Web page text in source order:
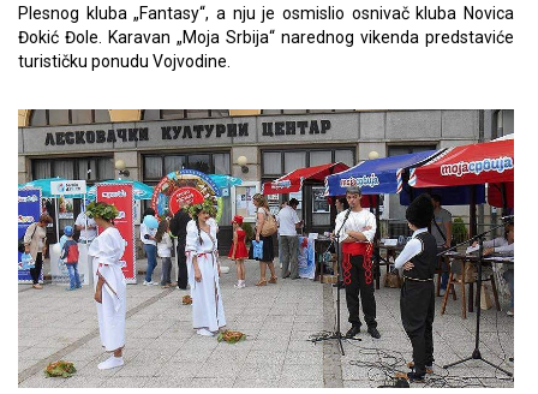
Plesnog kluba „Fantasy“, a nju je osmislio osnivač kluba Novica
Đokić Đole. Karavan „Moja Srbija“ narednog vikenda predstaviće
turističku ponudu Vojvodine.